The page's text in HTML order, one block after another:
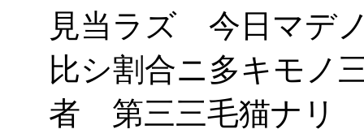
見当ラズ 今日マデ
比シ割合ニ多キモ
者 第三三毛猫ナリ